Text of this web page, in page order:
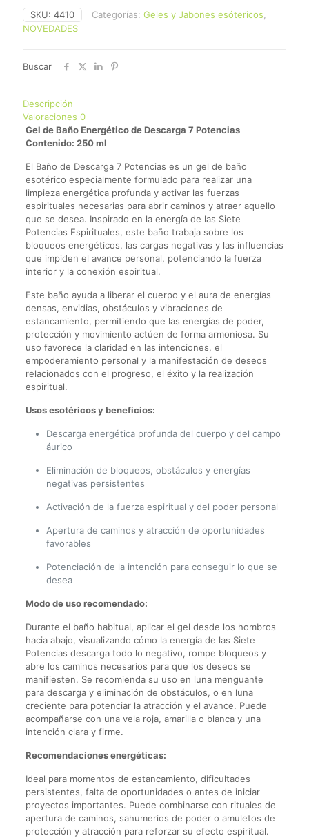
SKU: 4410 Categorías: Geles y Jabones esótericos
NOVEDADES
Buscar
Descripción
Valoraciones 0
Gel de Baño Energético de Descarga 7 Potencias
Contenido: 250 ml
El Baño de Descarga 7 Potencias es un gel de baño
esotérico especialmente formulado para realizar una
limpieza energética profunda y activar las fuerzas
espirituales necesarias para abrir caminos y atraer aquello
que se desea. Inspirado en la energía de las Siete
Potencias Espirituales, este baño trabaja sobre los
bloqueos energéticos, las cargas negativas y las influencias
que impiden el avance personal, potenciando la fuerza
interior y la conexión espiritual.
Este baño ayuda a liberar el cuerpo y el aura de energías
densas, envidias, obstáculos y vibraciones de
estancamiento, permitiendo que las energías de poder,
protección y movimiento actúen de forma armoniosa. Su
uso favorece la claridad en las intenciones, el
empoderamiento personal y la manifestación de deseos
relacionados con el progreso, el éxito y la realización
espiritual.
Usos esotéricos y beneficios:
Descarga energética profunda del cuerpo y del campo
áurico
Eliminación de bloqueos, obstáculos y energías
negativas persistentes
Activación de la fuerza espiritual y del poder personal
Apertura de caminos y atracción de oportunidades
favorables
Potenciación de la intención para conseguir lo que se
desea
Modo de uso recomendado:
Durante el baño habitual, aplicar el gel desde los hombros
hacia abajo, visualizando cómo la energía de las Siete
Potencias descarga todo lo negativo, rompe bloqueos y
abre los caminos necesarios para que los deseos se
manifiesten. Se recomienda su uso en luna menguante
para descarga y eliminación de obstáculos, o en luna
creciente para potenciar la atracción y el avance. Puede
acompañarse con una vela roja, amarilla o blanca y una
intención clara y firme.
Recomendaciones energéticas:
Ideal para momentos de estancamiento, dificultades
persistentes, falta de oportunidades o antes de iniciar
proyectos importantes. Puede combinarse con rituales de
apertura de caminos, sahumerios de poder o amuletos de
protección y atracción para reforzar su efecto espiritual.